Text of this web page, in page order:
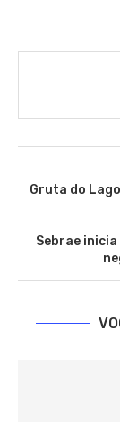
Gruta do
Sebrae